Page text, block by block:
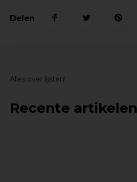
Delen
Alles over lijsten!
Recente artikelen